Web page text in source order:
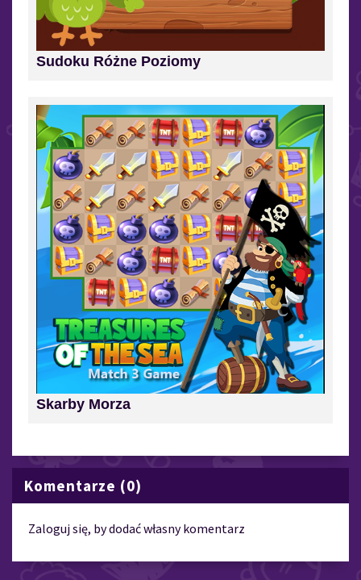
Sudoku Różne Poziomy
Skarby Morza
Komentarze (0)
Zaloguj się, by dodać własny komentarz